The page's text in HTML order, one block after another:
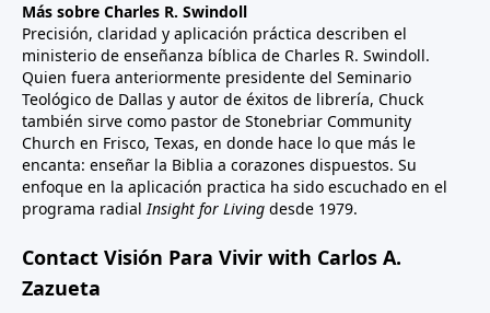
Más sobre Charles R. Swindoll
Precisión, claridad y aplicación práctica describen el
ministerio de enseñanza bíblica de Charles R. Swindoll.
Quien fuera anteriormente presidente del Seminario
Teológico de Dallas y autor de éxitos de librería, Chuck
también sirve como pastor de Stonebriar Community
Church en Frisco, Texas, en donde hace lo que más le
encanta: enseñar la Biblia a corazones dispuestos. Su
enfoque en la aplicación practica ha sido escuchado en el
programa radialInsight for Living desde 1979.
Contact Visión Para Vivir with Carlos A.
Zazueta